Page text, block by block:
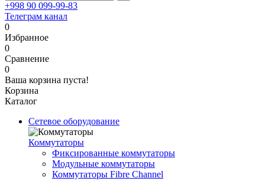
+998 90 099-99-83
Телеграм канал
0
Избранное
0
Сравнение
0
Ваша корзина пуста!
Корзина
Каталог
Сетевое оборудование
Коммутаторы
Фиксированные коммутаторы
Модульные коммутаторы
Коммутаторы Fibre Channel